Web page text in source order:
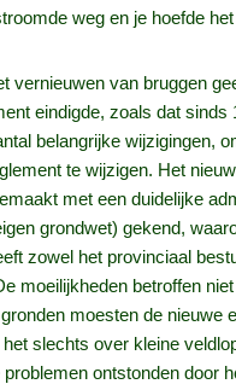
weg en je hoefde
vernieuwen van bruggen
eindigde, zoals dat
belangrijke wijzigingen,
te wijzigen. Het
met een duidelijke
grondwet) gekend,
zowel het provinciaal
moeilijkheden betroffen
moesten de nieuwe
slechts over kleine
ontstonden door